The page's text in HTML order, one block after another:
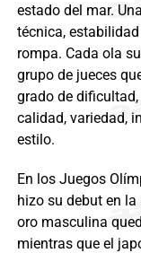
estado del mar.
técnica,
rompa. Cada ola
grupo de jueces
grado de
calidad, variedad,
estilo.
En los Juegos
hizo su debut en
oro masculina
mientras que el